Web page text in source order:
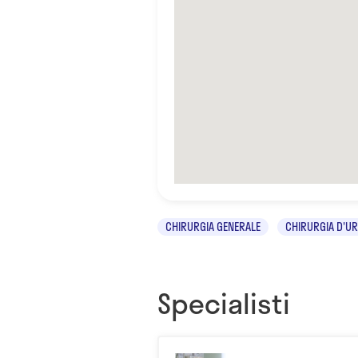
CHIRURGIA GENERALE CHIRURGIA
Specialisti